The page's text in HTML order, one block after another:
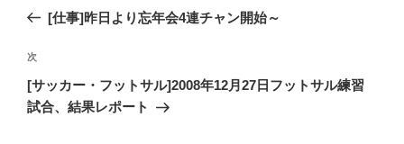
ビ
ゲ
ー
去
投
稿
[仕事]昨日より忘年会4連チャン開始～
次
の
投
次
[サッカー・フットサル]2008年12月27日フットサル練習
試合、結果レポート